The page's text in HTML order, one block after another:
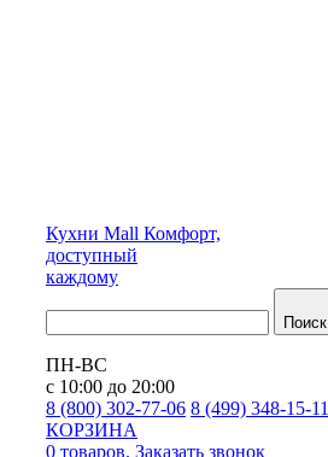
Кухни Mall Комфорт,
доступный
каждому
Поиск
ПН-ВС
с 10:00 до 20:00
8 (800) 302-77-06 8 (499) 348-15-11
КОРЗИНА
0 товаров. Заказать звонок